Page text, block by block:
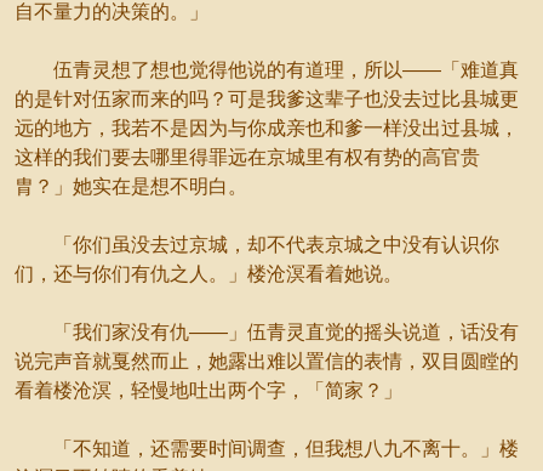
自不量力的决策的。」
伍青灵想了想也觉得他说的有道理，所以——「难道真
的是针对伍家而来的吗？可是我爹这辈子也没去过比县城更
远的地方，我若不是因为与你成亲也和爹一样没出过县城，
这样的我们要去哪里得罪远在京城里有权有势的高官贵
胄？」她实在是想不明白。
「你们虽没去过京城，却不代表京城之中没有认识你
们，还与你们有仇之人。」楼沧溟看着她说。
「我们家没有仇——」伍青灵直觉的摇头说道，话没有
说完声音就戛然而止，她露出难以置信的表情，双目圆瞠的
看着楼沧溟，轻慢地吐出两个字，「简家？」
「不知道，还需要时间调查，但我想八九不离十。」楼